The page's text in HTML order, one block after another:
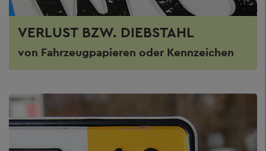
VERLUST BZW. DIEBSTAHL
von Fahrzeugpapieren oder Kennzeichen